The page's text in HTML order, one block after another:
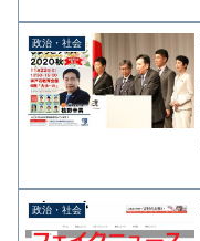
政治・社会
政治・社会